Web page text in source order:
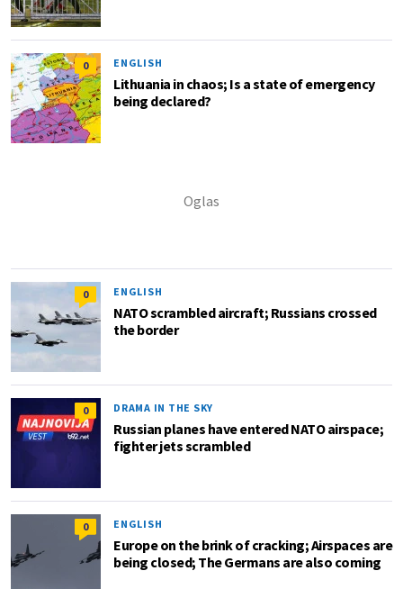
0 ENGLISH
Lithuania in chaos; Is a state of emergency
being declared?
0 ENGLISH
NATO scrambled aircraft; Russians crossed
the border
0 DRAMA IN THE SKY
Russian planes have entered NATO airspace;
fighter jets scrambled
0 ENGLISH
Europe on the brink of cracking; Airspaces are
being closed; The Germans are also coming